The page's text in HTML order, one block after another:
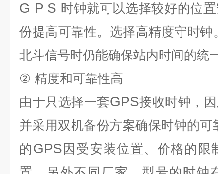
G P S 时钟就可以选择较好的位
份提高可靠性。选择高精度守时
北斗信号时仍能确保站内时间的统
② 精度和可靠性高
由于只选择一套GPS接收时钟，
并采用双机备份方案确保时钟的可
的GPS 因受安装位置、价格的限